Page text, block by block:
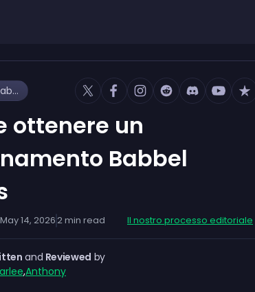
Come ottenere un abbonamento Babbel gratis
ottenere un
Babbel
May 14, 20262min read Il nostro processo editoriale
and Reviewed by
,Anthony